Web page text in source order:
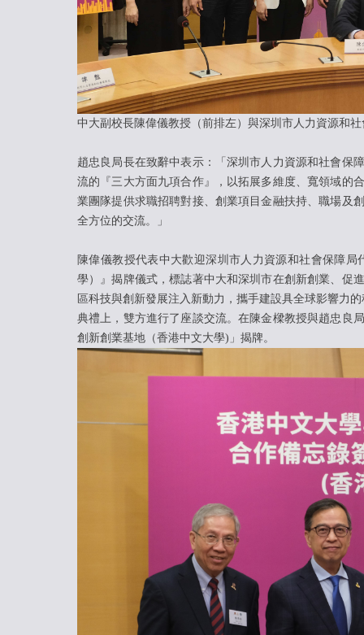
中大副校長陳偉儀教授（前排左）與深圳市人力資源和
趙忠良局長在致辭中表示：「深圳市人力資源和社會保
流的『三大方面九項合作』，以拓展多維度、寬領域的
業團隊提供求職招聘對接、創業項目金融扶持、職場及
全方位的交流。」
陳偉儀教授代表中大歡迎深圳市人力資源和社會保障
學）』揭牌儀式，標誌著中大和深圳市在創新創業、促
區科技與創新發展注入新動力，攜手建設具全球影響力
典禮上，雙方進行了座談交流。在陳金樑教授與趙忠良
創新創業基地（香港中文大學)」揭牌。